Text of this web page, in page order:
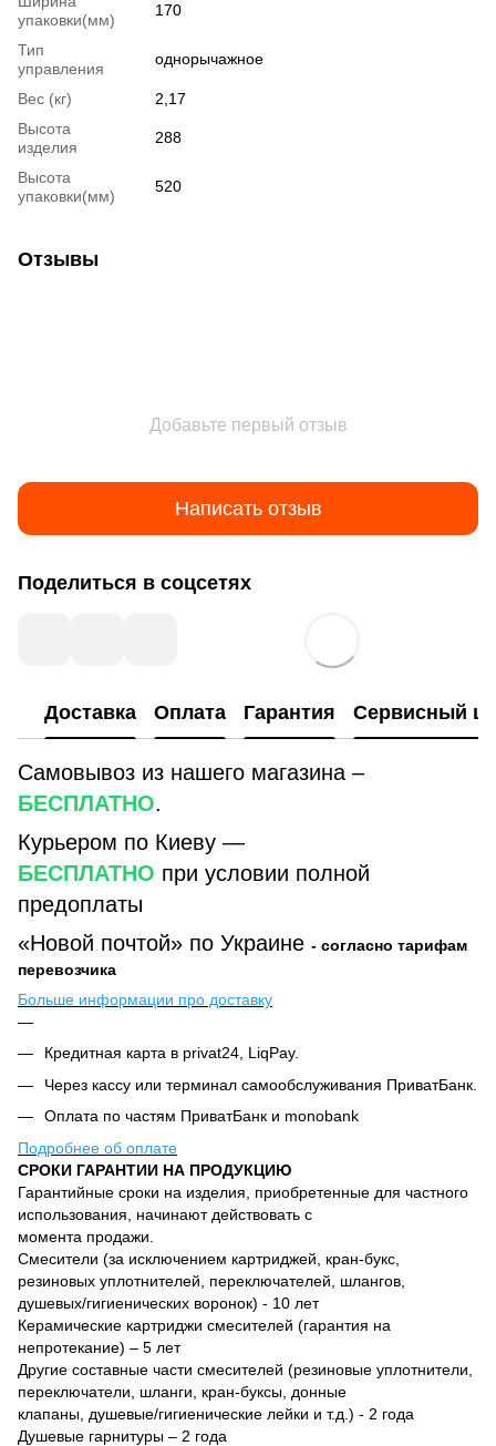
упаковки(мм)
170
Тип
управления
однорычажное
Вес (кг)
2,17
Высота
изделия
288
Высота
упаковки(мм)
520
Отзывы
Добавьте первый отзыв
Написать отзыв
Поделиться в соцсетях
Доставка Оплата Гарантия Сервисный
Самовывоз из нашего магазина –
БЕСПЛАТНО.
Курьером по Киеву —
БЕСПЛАТНО при условии полной
предоплаты
«Новой почтой» по Украине - согласно тарифам
перевозчика
Больше информации про доставку
Кредитная карта в privat24, LiqPay.
Через кассу или терминал самообслуживания ПриватБанк.
Оплата по частям ПриватБанк и monobank
Подробнее об оплате
СРОКИ ГАРАНТИИ НА ПРОДУКЦИЮ
Гарантийные сроки на изделия, приобретенные для частного
использования, начинают действовать с
момента продажи.
Смесители (за исключением картриджей, кран-букс,
резиновых уплотнителей, переключателей, шлангов,
душевых/гигиенических воронок) - 10 лет
Керамические картриджи смесителей (гарантия на
непротекание) – 5 лет
Другие составные части смесителей (резиновые уплотнители,
переключатели, шланги, кран-буксы, донные
клапаны, душевые/гигиенические лейки и т.д.) - 2 года
Душевые гарнитуры – 2 года